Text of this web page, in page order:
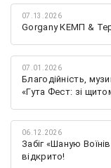
07.13.2026
Gorgany КЕМП &
07.01.2026
Благодійність,
«Гута Фест: зі
06.12.2026
Забіг «Шаную
відкрито!